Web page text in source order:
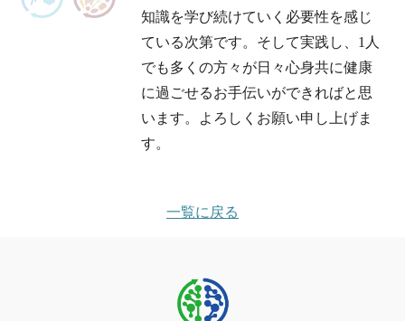
知識を学び続けていく必要性を感じ
ている次第です。そして実践し、1人
でも多くの方々が日々心身共に健康
に過ごせるお手伝いができればと思
います。よろしくお願い申し上げま
す。
一覧に戻る